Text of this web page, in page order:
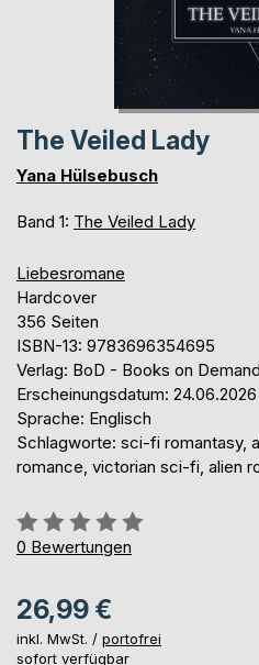
The Veiled Lady
Yana Hülsebusch
Band 1: The Veiled Lady
Liebesromane
Hardcover
356 Seiten
ISBN-13: 9783696354695
Verlag: BoD - Books on Demand
Erscheinungsdatum: 24.06.2026
Sprache: Englisch
Schlagworte: sci-fi romantasy,
romance, victorian sci-fi, alien
Bewertung::
0%
0 Bewertungen
26,99 €
inkl. MwSt. / portofrei
sofort verfügbar